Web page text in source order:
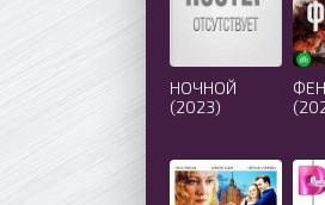
НОЧНОЙ
(2023)